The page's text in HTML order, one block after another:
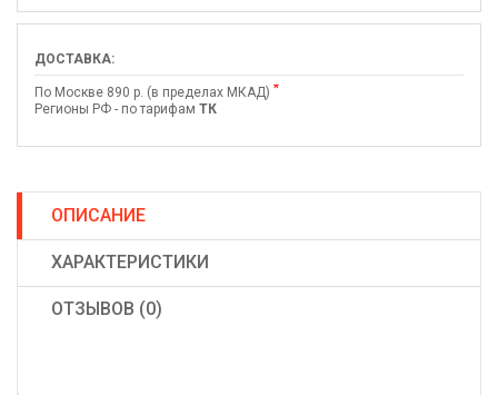
ДОСТАВКА:
По Москве 890 р. (в пределах МКАД) *
Регионы РФ - по тарифам ТК
ОПИСАНИЕ
ХАРАКТЕРИСТИКИ
ОТЗЫВОВ (0)